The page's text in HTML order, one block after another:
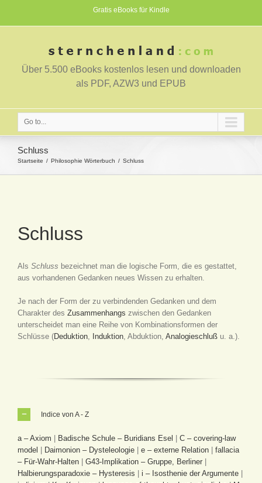
Gratis eBooks für Kindle
Über 5.500 eBooks kostenlos lesen und downloaden
als PDF, AZW3 und EPUB
Go to...
Schluss
Startseite Philosophie Wörterbuch Schluss
Schluss
Als Schluss bezeichnet man die logische Form, die es gestattet,
aus vorhandenen Gedanken neues Wissen zu erhalten.
Je nach der Form der zu verbindenden Gedanken und dem
Charakter des Zusammenhangs zwischen den Gedanken
unterscheidet man eine Reihe von Kombinationsformen der
Schlüsse (Deduktion Induktion , Abduktion, Analogieschluß u. a.).
Indice von A - Z
a – Axiom Badische Schule – Buridians Esel
C – covering-law
model
Daimonion – Dysteleologie e – externe Relation
fallacia
– Für-Wahr-Halten
G43-Implikation – Gruppe, Berliner
Halbierungsparadoxie – Hysteresis
i – Isosthenie der Argumente